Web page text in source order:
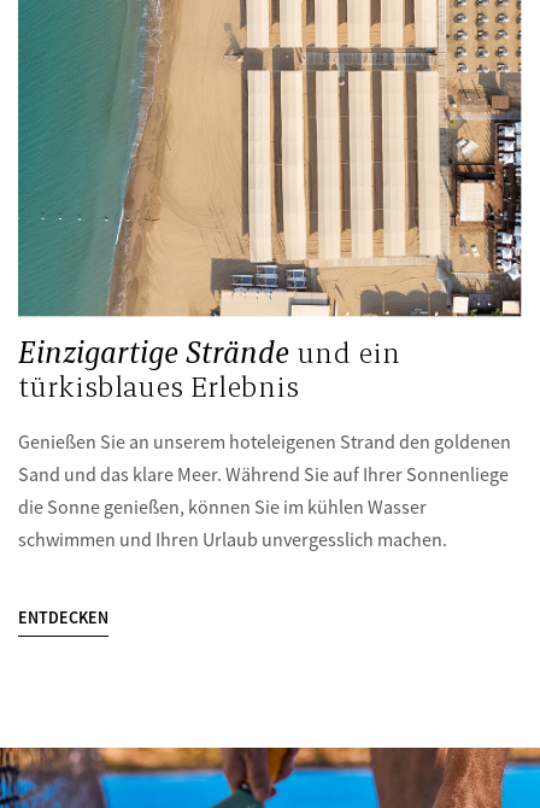
Einzigartige Strände und ein
türkisblaues Erlebnis
Genießen Sie an unserem hoteleigenen Strand den goldenen
Sand und das klare Meer. Während Sie auf Ihrer Sonnenliege
die Sonne genießen, können Sie im kühlen Wasser
schwimmen und Ihren Urlaub unvergesslich machen.
ENTDECKEN